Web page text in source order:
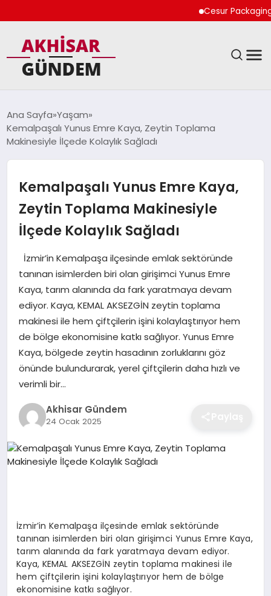
Cesur Packaging,
DÜNYA
TEKNOLOJI
YAŞAM
Ana Sayfa Yaşam
Kemalpaşalı Yunus Emre Kaya, Zeytin Toplama
Makinesiyle İlçede Kolaylık Sağladı
Kemalpaşalı Yunus Emre Kaya,
Zeytin Toplama Makinesiyle
İlçede Kolaylık Sağladı
İzmir’in Kemalpaşa ilçesinde emlak sektöründe
tanınan isimlerden biri olan girişimci Yunus Emre
Kaya, tarım alanında da fark yaratmaya devam
ediyor. Kaya, KEMAL AKSEZGİN zeytin toplama
makinesi ile hem çiftçilerin işini kolaylaştırıyor hem
de bölge ekonomisine katkı sağlıyor. Yunus Emre
Kaya, bölgede zeytin hasadının zorluklarını göz
önünde bulundurarak, yerel çiftçilerin daha hızlı ve
verimli bir…
Akhisar Gündem
24 Ocak 2025
İzmir’in Kemalpaşa ilçesinde emlak sektöründe
tanınan isimlerden biri olan girişimci Yunus Emre Kaya,
tarım alanında da fark yaratmaya devam ediyor.
Kaya, KEMAL AKSEZGİN zeytin toplama makinesi ile
hem çiftçilerin işini kolaylaştırıyor hem de bölge
ekonomisine katkı sağlıyor.